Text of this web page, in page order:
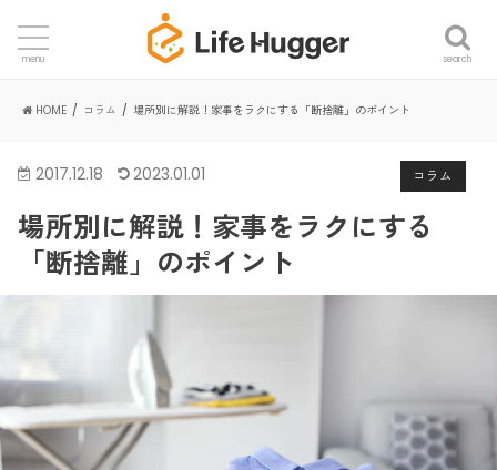
search
menu
HOME コラム 場所別に解説！家事をラクにする「断捨離」のポイント
コラム
2017.12.18 2023.01.01
場所別に解説！家事をラクにする
「断捨離」のポイント